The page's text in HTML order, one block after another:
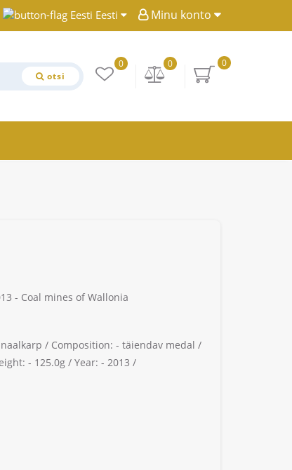
Minu konto
Eesti
otsi
0
0
0
- Coal mines of Wallonia
/ Composition: - täiendav medal /
- 125.0g / Year: - 2013 /